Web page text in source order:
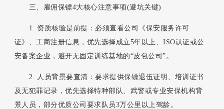
三、雇佣保镖4大核心注意事项(避坑关键)
1. 资质核验是前提：必须查看公司《保安服务许可
证》、工商注册信息，优先选择成立5年以上、ISO认证或公
安备案企业，避开无固定训练基地的“皮包公司”。
2. 人员背景要查清：要求提供保镖退伍证明、培训证书
及无犯罪记录，优先选择特种部队、武警或专业安保机构背
景人员，部分优质公司要求队员3万公里以上驾龄。